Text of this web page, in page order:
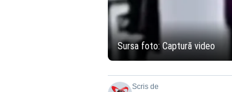
Sursa foto: Captură video
Scris de